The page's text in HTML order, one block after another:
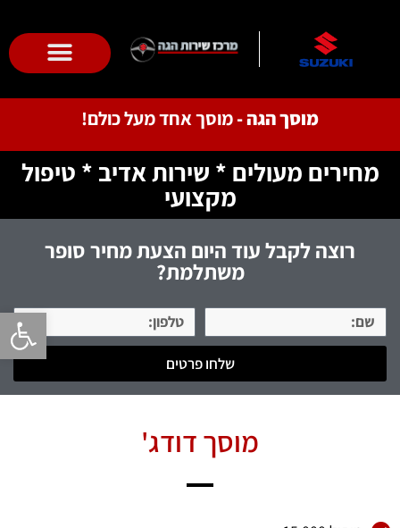
מוסך הגה -מוסך אחד מעל כולם!
מחירים מעולים * שירות אדיב * טיפול
מקצועי
רוצה לקבל עוד היום הצעת מחיר סופר
משתלמת?
שלחו פרטים
מוסך דודג'
פתח